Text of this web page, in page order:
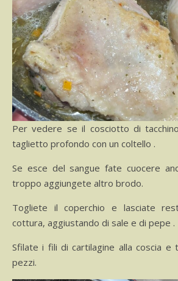
Per vedere se il cosciotto di
taglietto profondo con un coltello .
Se esce del sangue fate cuocere
troppo aggiungete altro brodo.
Togliete il coperchio e lasciate
cottura, aggiustando di sale e di pepe .
Sfilate i fili di cartilagine alla coscia e
pezzi.